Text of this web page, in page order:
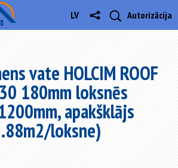
Autorizācija
LV
vate HOLCIM ROOF
180mm loksnēs
apakšklājs
loksne)